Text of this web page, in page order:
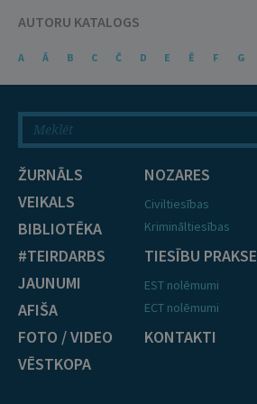
AUTORU KATALOGS
A Ā B C Č D E Ē F G
ŽURNĀLS
VEIKALS
BIBLIOTĒKA
#TEIRDARBS
JAUNUMI
AFIŠA
FOTO / VIDEO
VĒSTKOPA
NOZARES
Civiltiesības
Krimināltiesības
TIESĪBU PRAKSE
EST nolēmumi
ECT nolēmumi
KONTAKTI